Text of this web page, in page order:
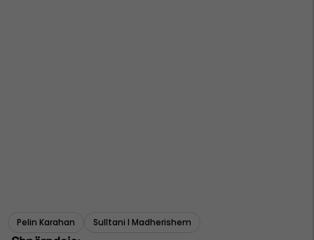
Pelin Karahan Sulltani I Madherishem